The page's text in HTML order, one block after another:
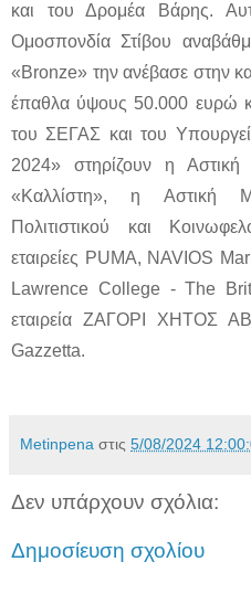
και του Δρομέα Βάρης.
Ομοσπονδία Στίβου
«Bronze» την ανέβασε στην
έπαθλα ύψους 50.000 ευρώ
του ΣΕΓΑΣ και του
2024» στηρίζουν η
«Καλλίστη», η Αστική
Πολιτιστικού και
εταιρείες PUMA, NAVIOS
Lawrence College - The
εταιρεία ΖΑΓΟΡΙ ΧΗΤΟΣ
Gazzetta.
Metinpena στις 5/08/2024
Δεν υπάρχουν σχόλια:
Δημοσίευση σχολίου